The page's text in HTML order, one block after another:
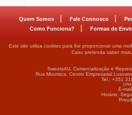
Quem Somos Fale Connosco
Como Funciona?
Formas de
Este site utiliza cookies para lhe proporcionar uma
Caso pretenda saber
Sweets4U, Comercialização e
Rua Mourisca, Centro Empresarial
Tel.: +351
E-
Horário: